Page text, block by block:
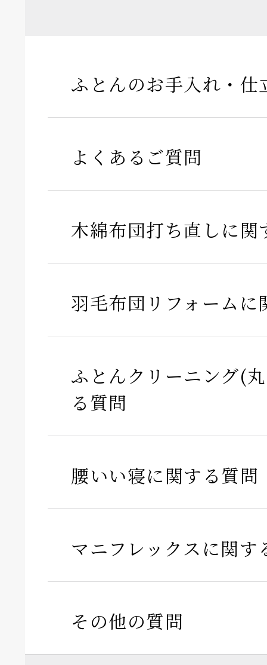
ふとんのお手入れ・仕
よくあるご質問
木綿布団打ち直しに関
羽毛布団リフォームに
ふとんクリーニング(
る質問
腰いい寝に関する質問
マニフレックスに関す
その他の質問